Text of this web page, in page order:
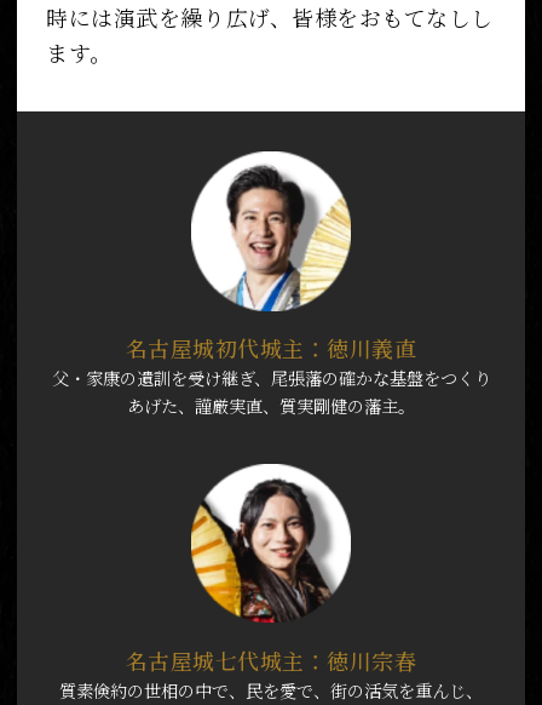
時には演武を繰り広げ、皆様をおもてなしし
ます。
名古屋城初代城主：徳川義直
父・家康の遺訓を受け継ぎ、尾張藩の確かな基盤をつくり
あげた、謹厳実直、質実剛健の藩主。
名古屋城七代城主：徳川宗春
質素倹約の世相の中で、民を愛で、街の活気を重んじ、